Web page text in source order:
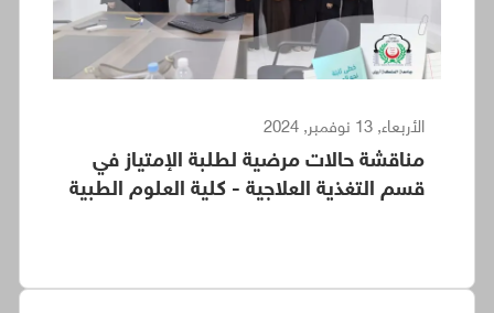
الأربعاء, 13 نوفمبر, 2024
مناقشة حالات مرضية لطلبة الإمتياز في
قسم التغذية العلاجية - كلية العلوم الطبية